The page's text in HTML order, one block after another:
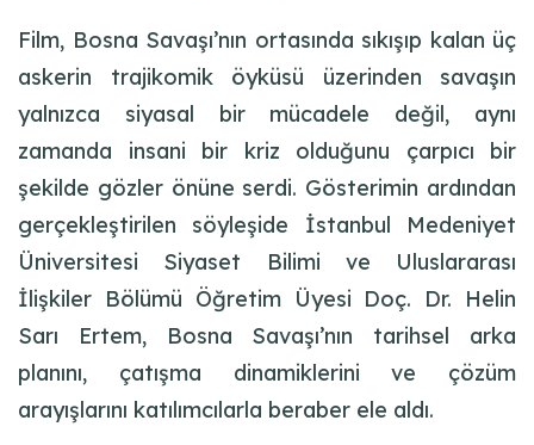
Film, Bosna Savaşı’nın ortasında sıkışıp kalan üç
askerin trajikomik öyküsü üzerinden savaşın
yalnızca siyasal bir mücadele değil, aynı
zamanda insani bir kriz olduğunu çarpıcı bir
şekilde gözler önüne serdi. Gösterimin ardından
gerçekleştirilen söyleşide İstanbul Medeniyet
Üniversitesi Siyaset Bilimi ve Uluslararası
İlişkiler Bölümü Öğretim Üyesi Doç. Dr. Helin
Sarı Ertem, Bosna Savaşı’nın tarihsel arka
planını, çatışma dinamiklerini ve çözüm
arayışlarını katılımcılarla beraber ele aldı.